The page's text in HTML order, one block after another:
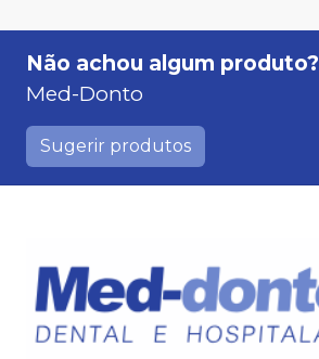
Não achou algum produto?
Med-Donto
Sugerir produtos